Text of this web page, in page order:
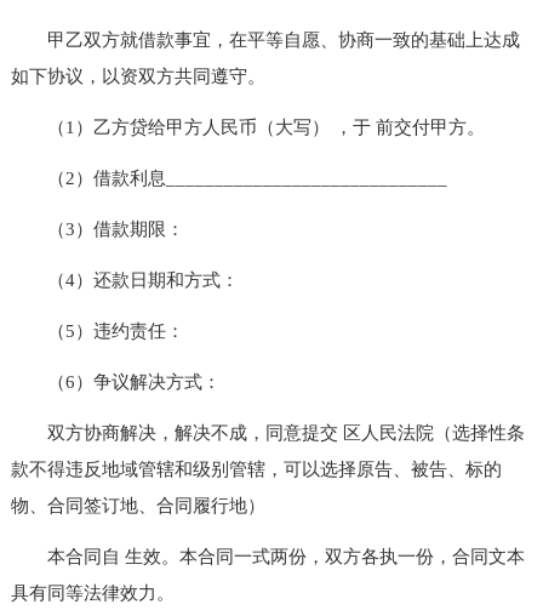
甲乙双方就借款事宜，在平等自愿、协商一致的基础上达成
如下协议，以资双方共同遵守。
（1）乙方贷给甲方人民币（大写） ，于 前交付甲方。
（2）借款利息_____________________________
（3）借款期限：
（4）还款日期和方式：
（5）违约责任：
（6）争议解决方式：
双方协商解决，解决不成，同意提交 区人民法院（选择性条
款不得违反地域管辖和级别管辖，可以选择原告、被告、标的
物、合同签订地、合同履行地）
本合同自 生效。本合同一式两份，双方各执一份，合同文本
具有同等法律效力。